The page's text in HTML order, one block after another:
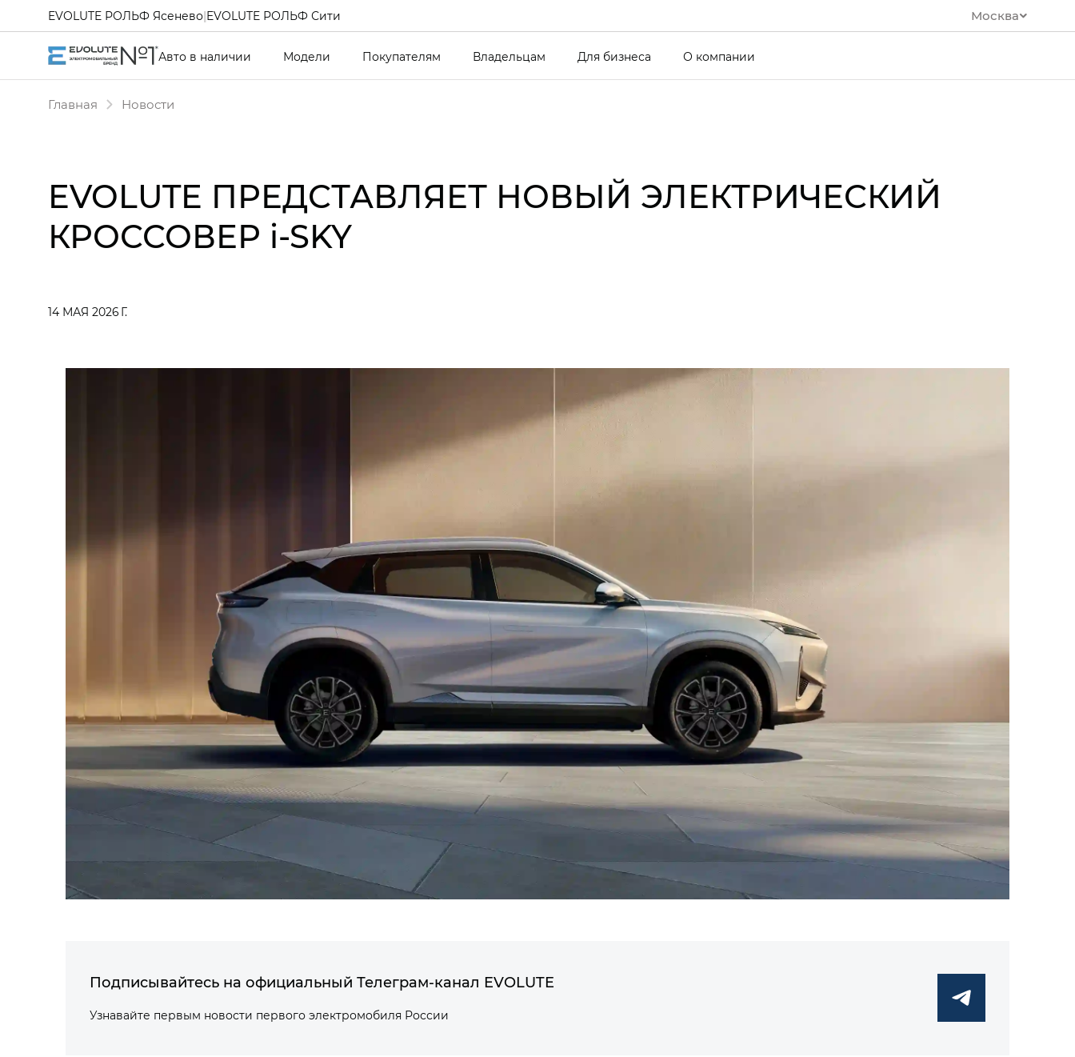
Москва
EVOLUTE РОЛЬФ Ясенево|EVOLUTE РОЛЬФ Сити
Авто в наличии Модели Покупателям Владельцам Для бизнеса О компании
Главная Новости
EVOLUTE ПРЕДСТАВЛЯЕТ НОВЫЙ ЭЛЕКТРИЧЕСКИЙ
КРОССОВЕР i‑SKY
14 МАЯ 2026 Г.
Подписывайтесь на официальный Телеграм-канал EVOLUTE
Узнавайте первым новости первого электромобиля России